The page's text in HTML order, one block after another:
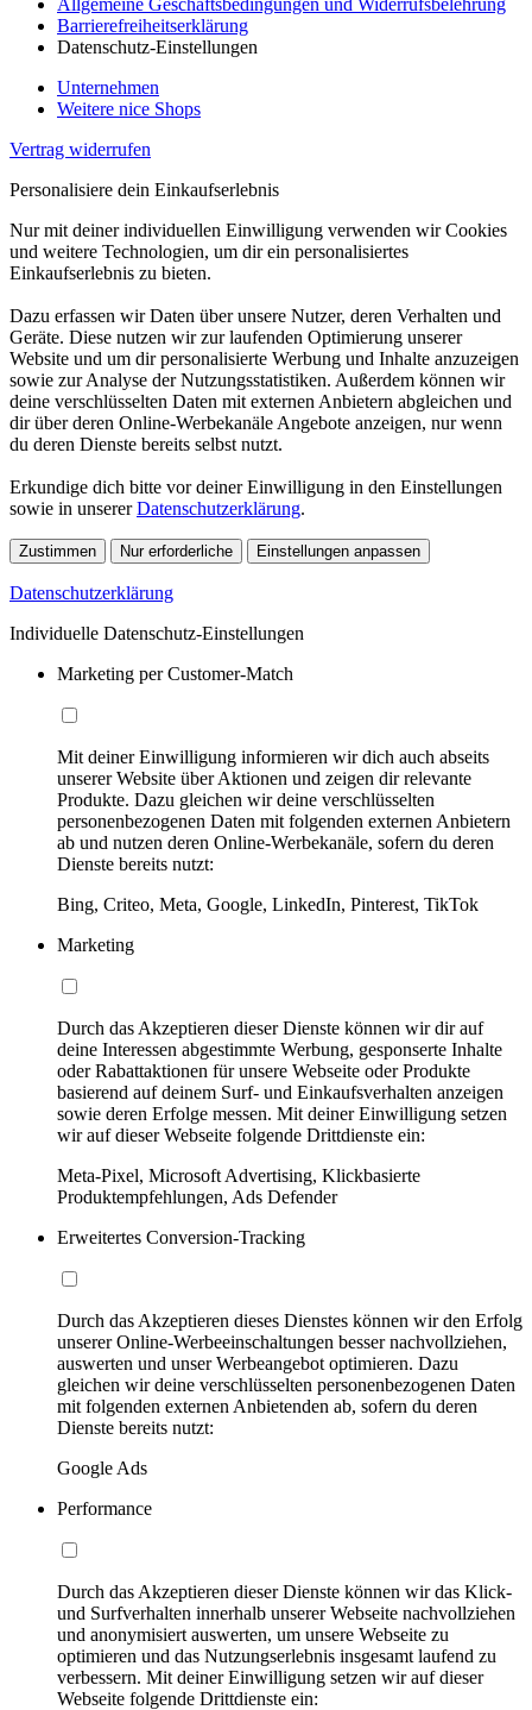
Barrierefreiheitserklärung
Datenschutz-Einstellungen
Unternehmen
Weitere nice Shops
Vertrag widerrufen
Personalisiere dein Einkaufserlebnis
Nur mit deiner individuellen Einwilligung verwenden wir Cookies
und weitere Technologien, um dir ein personalisiertes
Einkaufserlebnis zu bieten.
Dazu erfassen wir Daten über unsere Nutzer, deren Verhalten und
Geräte. Diese nutzen wir zur laufenden Optimierung unserer
Website und um dir personalisierte Werbung und Inhalte anzuzeigen
sowie zur Analyse der Nutzungsstatistiken. Außerdem können wir
deine verschlüsselten Daten mit externen Anbietern abgleichen und
dir über deren Online-Werbekanäle Angebote anzeigen, nur wenn
du deren Dienste bereits selbst nutzt.
Erkundige dich bitte vor deiner Einwilligung in den Einstellungen
sowie in unsererDatenschutzerklärung.
Zustimmen Nur erforderliche Einstellungen anpassen
Datenschutzerklärung
Individuelle Datenschutz-Einstellungen
Marketing per Customer-Match
Mit deiner Einwilligung informieren wir dich auch abseits
unserer Website über Aktionen und zeigen dir relevante
Produkte. Dazu gleichen wir deine verschlüsselten
personenbezogenen Daten mit folgenden externen Anbietern
ab und nutzen deren Online-Werbekanäle, sofern du deren
Dienste bereits nutzt:
Bing, Criteo, Meta, Google, LinkedIn, Pinterest, TikTok
Marketing
Durch das Akzeptieren dieser Dienste können wir dir auf
deine Interessen abgestimmte Werbung, gesponserte Inhalte
oder Rabattaktionen für unsere Webseite oder Produkte
basierend auf deinem Surf- und Einkaufsverhalten anzeigen
sowie deren Erfolge messen. Mit deiner Einwilligung setzen
wir auf dieser Webseite folgende Drittdienste ein:
Meta-Pixel, Microsoft Advertising, Klickbasierte
Produktempfehlungen, Ads Defender
Erweitertes Conversion-Tracking
Durch das Akzeptieren dieses Dienstes können wir den Erfolg
unserer Online-Werbeeinschaltungen besser nachvollziehen,
auswerten und unser Werbeangebot optimieren. Dazu
gleichen wir deine verschlüsselten personenbezogenen Daten
mit folgenden externen Anbietenden ab, sofern du deren
Dienste bereits nutzt:
Google Ads
Performance
Durch das Akzeptieren dieser Dienste können wir das Klick-
und Surfverhalten innerhalb unserer Webseite nachvollziehen
und anonymisiert auswerten, um unsere Webseite zu
optimieren und das Nutzungserlebnis insgesamt laufend zu
verbessern. Mit deiner Einwilligung setzen wir auf dieser
Webseite folgende Drittdienste ein: